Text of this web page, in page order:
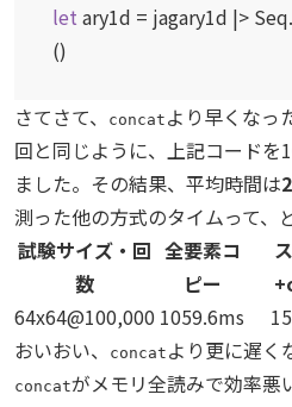
let ary1d = jagary1d |>
()
さてさて、 concat より早くなっ
回と同じように、上記コードを
ました。その結果、平均時間は
測った他の方式のタイムって、
試験サイズ・回
数
全要素コ
ピー
64x64@100,000 1059.6ms
おいおい、
concat より更に遅く
concatがメモリ全読みで効率悪